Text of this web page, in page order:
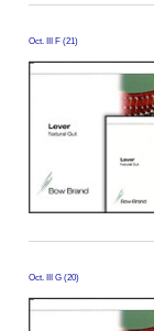
Oct. III F (21)
Oct. III G (20)